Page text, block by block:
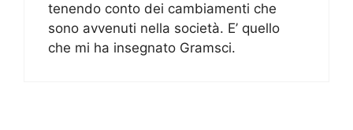
tenendo conto dei cambiamenti che
sono avvenuti nella società. E’ quello
che mi ha insegnato Gramsci.